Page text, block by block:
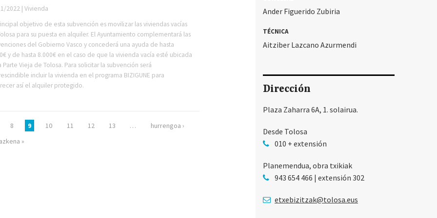
2022 | Vivienda
objetivo de esta subvención es movilizar las viviendas vacías
para su puesta en alquiler. El Ayuntamiento complementará las
del Gobierno Vasco y concederá una ayuda de hasta
y de hasta 8.000€ en el caso de que la vivienda vacía esté ubicada
Parte Vieja de Tolosa. Para solicitar la subvención será
incluir la vivienda en el programa BIZIGUNE para
así el alquiler protegido.
8 9 10 11 12 13 …
hurrengoa ›
azkena »
Ander Figuerido Zubiria
TÉCNICA
Aitziber Lazcano Azurmendi
Dirección
Plaza Zaharra 6A, 1. solairua.
Desde Tolosa
010 + extensión
Planemendua, obra txikiak
943 654 466 | extensión 302
etxebizitzak@tolosa.eus